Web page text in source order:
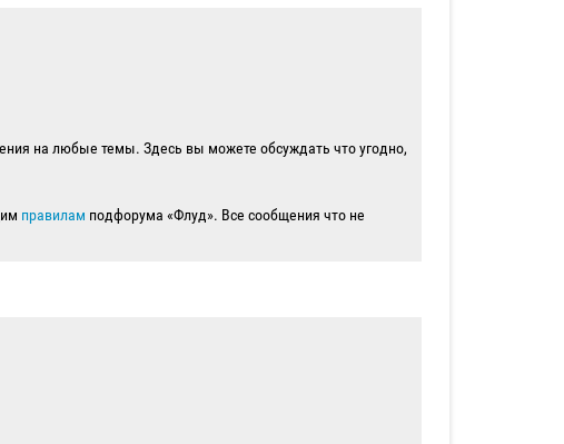
на любые темы. Здесь вы можете обсуждать что угодно,
правилам подфорума «Флуд». Все сообщения что не